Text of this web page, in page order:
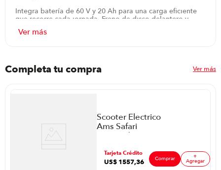
Integra batería de 60 V y 20 Ah para una carga eficiente
que recorre cada jornada. Freno de disco delantero y
Dos modos de conducción Eco y Sport adaptan la
urbano.
6 meses respalda cada ruta, aportando tranquilidad y una
experiencia de movilidad consistente.
¿Necesitas mantenimiento? Encuentra un taller
Completa tu compra Ver más
Scooter Electrico
Ams Safari
P88652 | 3000
Negro
Tarjeta Crédito
US$ 1557,36 Comprar +
Agregar